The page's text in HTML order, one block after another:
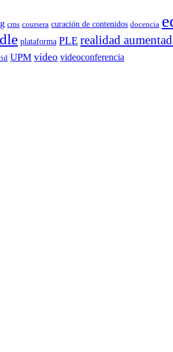
cms coursera curación de contenidos docencia
plataforma PLE realidad
UPM video videoconferencia